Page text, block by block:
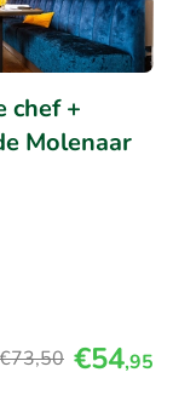
chef +
Molenaar
€73,50 €54,95